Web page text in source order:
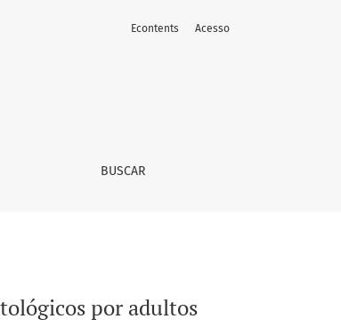
BUSCAR
Econtents Acesso
por adultos